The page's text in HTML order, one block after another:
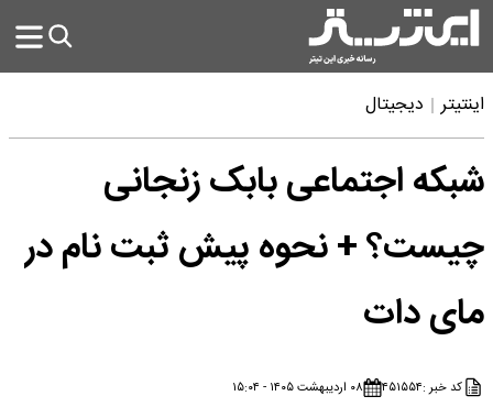
اینتیتر دیجیتال
شبکه اجتماعی بابک زنجانی
چیست؟ + نحوه پیش ثبت نام در
مای دات
کد خبر :۴۵۱۵۵۴ ۰۸ اردیبهشت ۱۴۰۵ - ۱۵:۰۴